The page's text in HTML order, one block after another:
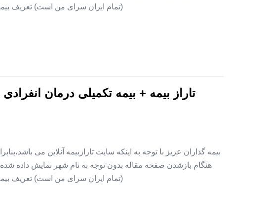
(تمام ایران سرای من است) تعریف
تاراز بیمه + بیمه تکمیلی درمان
بیمه گذاران عزیز با توجه به اینکه سایت تارازبیمه آنلاین می
هنگام بازشدن صفحه مقاله بدون توجه به نام شهر نمایش داده شده
(تمام ایران سرای من است) تعریف